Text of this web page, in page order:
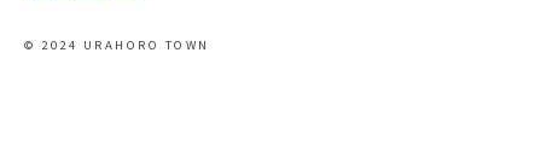
© 2024 URAHORO TOWN